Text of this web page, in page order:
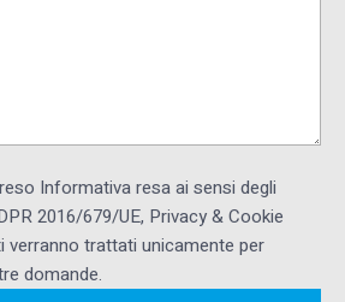
Informativa resa ai ​sensi degli
2016/679/UE, Privacy & Cookie
verranno trattati unicamente per
domande.